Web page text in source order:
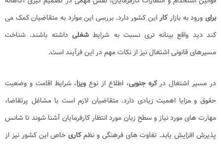
ورود به بازارکاراین کشور دارد. بررسی این موارد به متقاضیان کمک می
دید واقع بینانه تری نسبت به شرایطشغلیداشته باشند. شناخت
قانونی اشتغال نیز از نکات مهم در این فرآیند است.
مسیر اشتغال در کره جنوبی، اطلاع از نوعویزا، شرایط اقامت و وضعیت
و مزایا اهمیت زیادی دارد. متقاضیان لازم است با مشاغل پرتقاضا،
های مورد نیاز و سطح زبان مورد انتظار کارفرمایان آشنا شوند تا شانس
افزایش یابد. تفاوت های فرهنگی و نظمکاریخاص این کشور نیز از